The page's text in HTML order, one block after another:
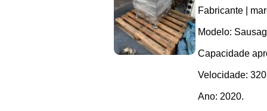
Fabricante |
Modelo:
Capacidade
Velocidade:
Ano: 2020.